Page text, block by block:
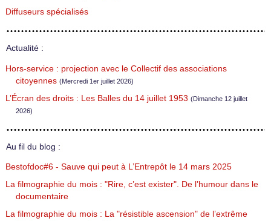
Diffuseurs spécialisés
Actualité :
Hors-service : projection avec le Collectif des associations
citoyennes (Mercredi 1er juillet 2026)
L’Écran des droits : Les Balles du 14 juillet 1953 (Dimanche 12 juillet
2026)
Au fil du blog :
Bestofdoc#6 - Sauve qui peut à L’Entrepôt le 14 mars 2025
La filmographie du mois : "Rire, c’est exister". De l’humour dans le
documentaire
La filmographie du mois : La "résistible ascension" de l’extrême